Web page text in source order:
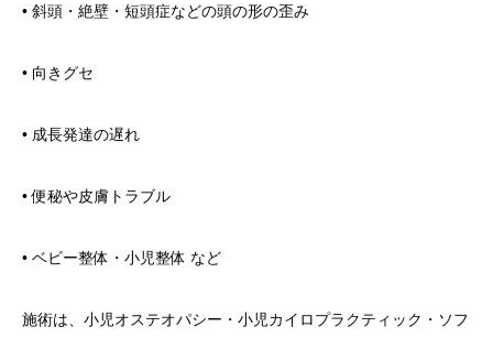
• 斜頭・絶壁・短頭症などの頭の形の歪み
• 向きグセ
• 成長発達の遅れ
• 便秘や皮膚トラブル
• ベビー整体・小児整体 など
施術は、小児オステオパシー・小児カイロプラクティック・ソフ